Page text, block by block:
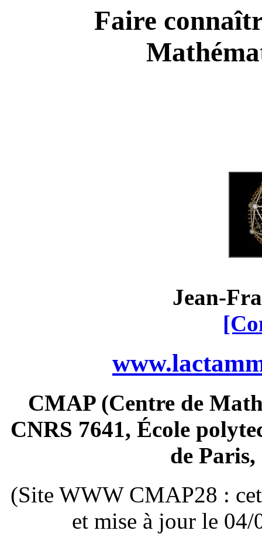
Faire
Jean-
CMAP (Centre de
CNRS 7641, École
de
(Site WWW CMAP28 :
et mise à jour le